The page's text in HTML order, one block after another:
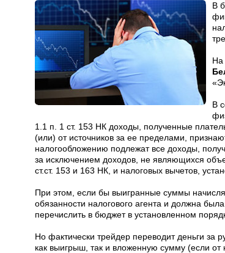
В
На
В
1.1 п. 1 ст. 153 НК доходы, полученные
(или) от источников за ее пределами,
налогообложению подлежат все доходы,
за исключением доходов, не являющихся
ст.ст. 153 и 163 НК, и налоговых вычетов,
При этом, если бы выигранные суммы
обязанности налогового агента и должна
перечислить в бюджет в установленном
Но фактически трейдер переводит деньги
как выигрыш, так и вложенную сумму (если от